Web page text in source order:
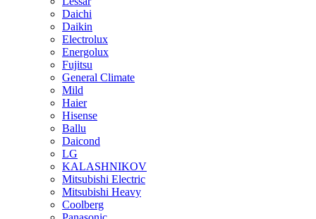
Daichi
Daikin
Electrolux
Energolux
Fujitsu
General Climate
Mild
Haier
Hisense
Ballu
Daicond
LG
KALASHNIKOV
Mitsubishi Electric
Mitsubishi Heavy
Сoolberg